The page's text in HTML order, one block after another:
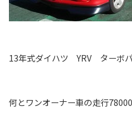
13年式ダイハツ YRV ターボ
何とワンオーナー車の走行